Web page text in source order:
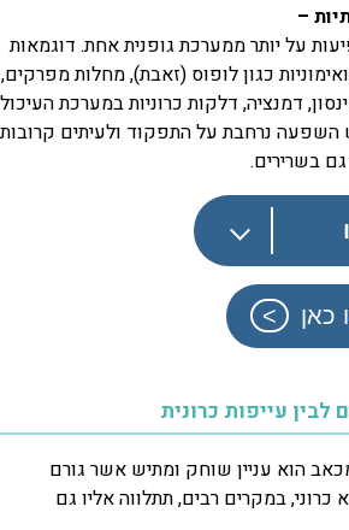
–
על יותר ממערכת גופנית אחת. דוגמאות
כגון לופוס (זאבת), מחלות מפרקים,
דמנציה, דלקות כרוניות במערכת העיכול
השפעה נרחבת על התפקוד ולעיתים קרובות
גם בשרירים.
כאן
לבין עייפות כרונית
הוא עניין שוחק ומתיש אשר גורם
במקרים רבים, תתלווה אליו גם